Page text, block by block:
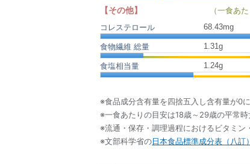
【その他】
（一食あ
コレステロール
68.43mg
食物繊維 総量 1.31g
食塩相当量 1.24g
※食品成分含有量を四捨五入し含有量が0
※一食あたりの目安は18歳～29歳の平常
※流通・保存・調理過程におけるビタミン
※文部科学省の日本食品標準成分表（八訂